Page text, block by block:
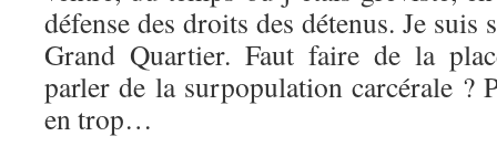
défense des droits des détenus. Je
Grand Quartier. Faut faire de la
parler de la surpopulation carcérale ?
en trop…